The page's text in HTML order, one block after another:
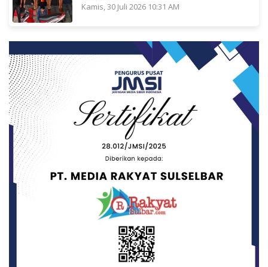
Kamis, 30 Juli 2026 10:31 AM